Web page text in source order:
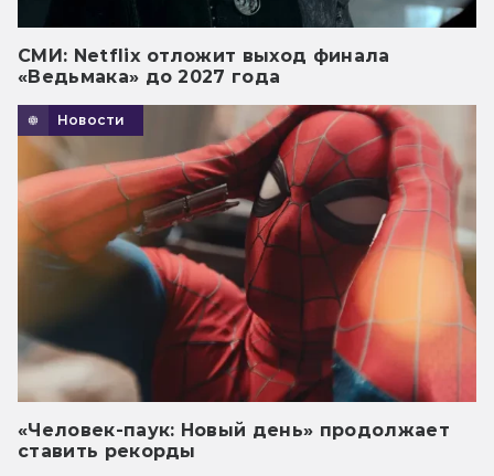
СМИ: Netflix отложит выход финала
«Ведьмака» до 2027 года
Новости
«Человек-паук: Новый день» продолжает
ставить рекорды